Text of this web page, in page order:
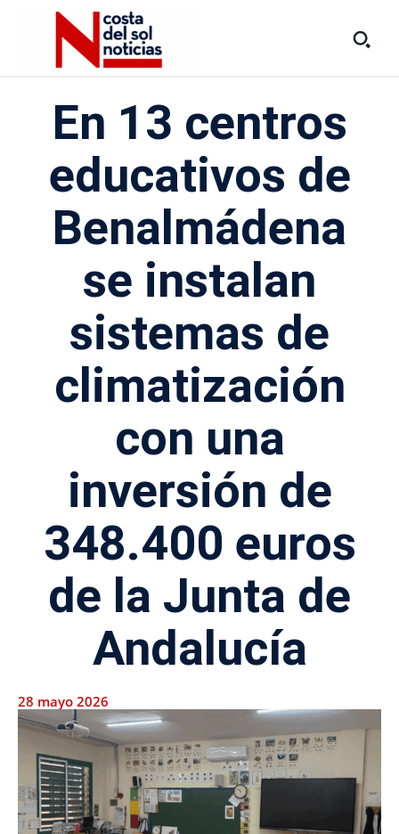
En 13 centros
educativos de
Benalmádena
se instalan
sistemas de
climatización
con una
inversión de
348.400 euros
de la Junta de
Andalucía
28 mayo 2026